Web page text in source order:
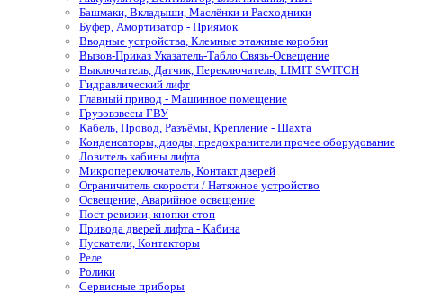
Башмаки, Вкладыши, Маслёнки и Расходники
Буфер, Амортизатор - Приямок
Вводные устройства, Клемные этажные коробки
Вызов-Приказ Указатель-Табло Связь-Освещение
Выключатель, Датчик, Переключатель, LIMIT SWITCH
Гидравлический лифт
Главный привод - Машинное помещение
Грузовзвесы ГВУ
Кабель, Провод, Разъёмы, Крепление - Шахта
Конденсаторы, диоды, предохранители прочее оборудование
Ловитель кабины лифта
Микропереключатель, Контакт дверей
Ограничитель скорости / Натяжное устройство
Освещение, Аварийное освещение
Пост ревизии, кнопки стоп
Привода дверей лифта - Кабина
Пускатели, Контакторы
Реле
Ролики
Сервисные приборы